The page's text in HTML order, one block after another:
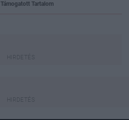
Támogatott Tartalom